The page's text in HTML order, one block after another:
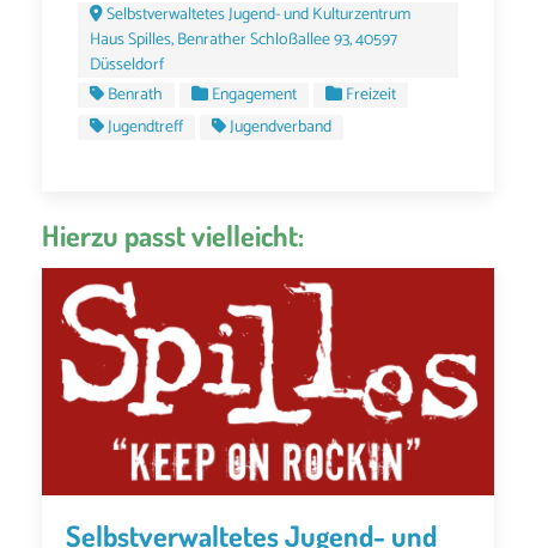
Selbstverwaltetes Jugend- und Kulturzentrum
Haus Spilles, Benrather Schloßallee 93, 40597
Düsseldorf
Benrath
Engagement
Freizeit
Jugendtreff
Jugendverband
Hierzu passt vielleicht:
Selbstverwaltetes Jugend- und